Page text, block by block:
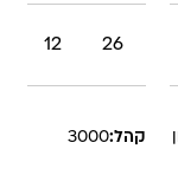
26
12
קהל:3000